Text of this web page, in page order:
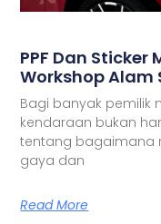
PPF Dan Sticker
Workshop Alam
Bagi banyak pemilik
kendaraan bukan
tentang bagaimana
gaya dan
Read More